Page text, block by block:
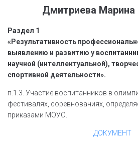
Дмитриева Марина
Раздел 1
«Результативность
выявлению и развитию у
научной (интеллектуальной),
спортивной деятельности».
п.1.3. Участие воспитанников в
фестивалях, соревнованиях,
приказами МОУО.
ДОКУМЕНТ